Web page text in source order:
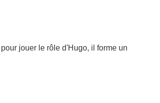
jouer le rôle d'Hugo, il forme un